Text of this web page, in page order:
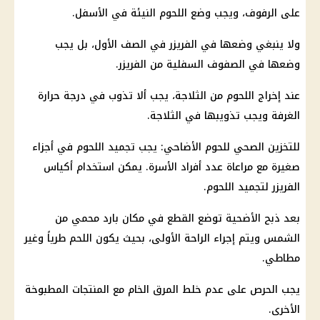
على الرفوف، ويجب وضع اللحوم النيئة في الأسفل.
ولا ينبغي وضعها في الفريزر في الصف الأول، بل يجب
وضعها في الصفوف السفلية من الفريزر.
عند إخراج اللحوم من الثلاجة، يجب ألا تذوب في درجة حرارة
الغرفة ويجب تذويبها في الثلاجة.
للتخزين الصحي للحوم الأضاحي: يجب تجميد اللحوم في أجزاء
صغيرة مع مراعاة عدد أفراد الأسرة. يمكن استخدام أكياس
الفريزر لتجميد اللحوم.
بعد ذبح الأضحية توضع القطع في مكان بارد محمي من
الشمس ويتم إجراء الراحة الأولى، بحيث يكون اللحم طرياً وغير
مطاطي.
يجب الحرص على عدم خلط المرق الخام مع المنتجات المطبوخة
الأخرى.